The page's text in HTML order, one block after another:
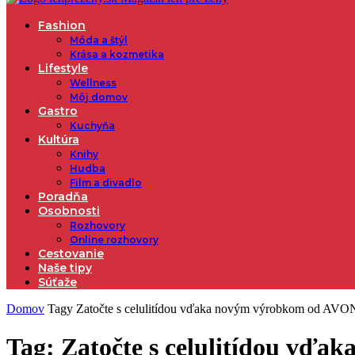
Fashion
Móda a štýl
Krása a kozmetika
Lifestyle
Wellness
Môj domov
Gastro
Kuchyňa
Kultúra
Knihy
Hudba
Film a divadlo
Poradňa
Osobnosti
Rozhovory
Online rozhovory
Cestovanie
Naše tipy
Súťaže
Domov Tagy Zatočte s celulitídou vďaka novým výrobkom od
Tag: Zatočte s celulitídou